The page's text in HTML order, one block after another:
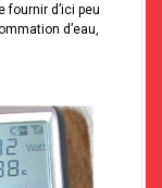
fournir d’ici peu
d’eau,